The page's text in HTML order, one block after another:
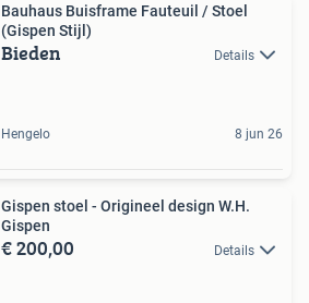
Bauhaus Buisframe Fauteuil / Stoel
(Gispen Stijl)
Bieden Details
Hengelo 8 jun 26
Gispen stoel - Origineel design W.H.
Gispen
€ 200,00 Details